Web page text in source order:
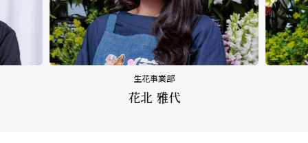
生花事業部
花北 雅代